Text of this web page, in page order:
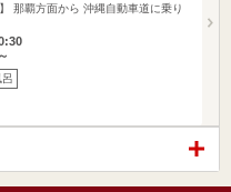
那覇方面から 沖縄自動車道に乗り